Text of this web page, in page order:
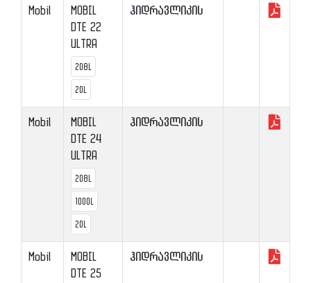
Mobil
MOBIL
DTE 22
ULTRA
208L
20L
ჰიდრავლიკის
Mobil
MOBIL
DTE 24
ULTRA
208L
1000L
20L
ჰიდრავლიკის
Mobil
MOBIL
DTE 25
ჰიდრავლიკის